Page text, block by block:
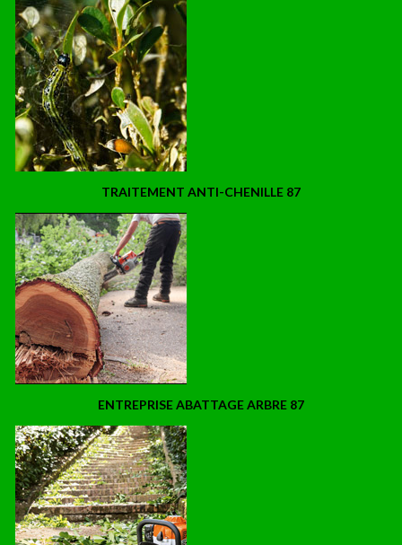
TRAITEMENT ANTI-CHENILLE 87
ENTREPRISE ABATTAGE ARBRE 87